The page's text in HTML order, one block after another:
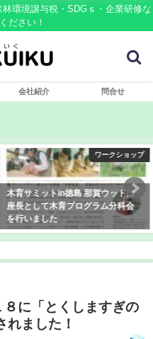
環境譲与税・SDGｓ・企業研修な
ださい！
会社紹介 問合せ
ワークショップ
木育サミットin徳島 那賀ウッドは
座長として木育プログラム分科会
を行いました
に「とくしますぎの
れました！